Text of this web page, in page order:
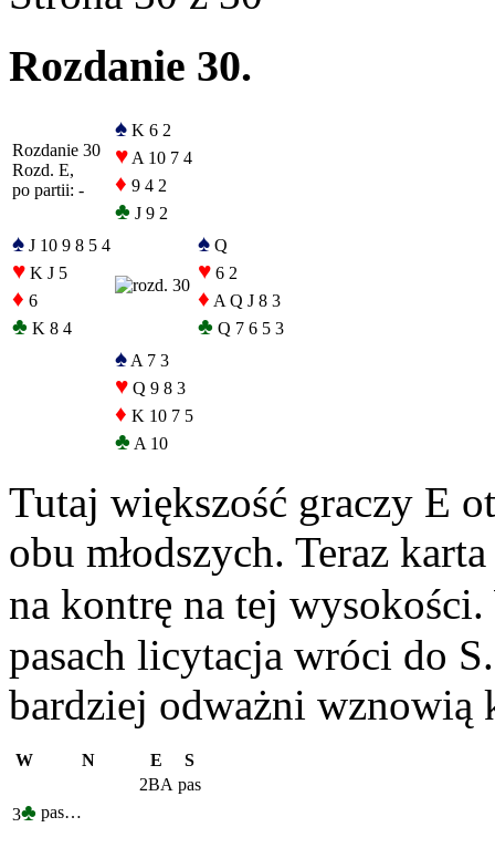
Rozdanie 30.
Rozdanie 30
Rozd. E,
po partii: -
♠ K 6 2
♥ A 10 7 4
♦ 9 4 2
♣ J 9 2
♠ J 10 9 8 5 4
♥ K J 5
♦ 6
♣ K 8 4
♠ Q
♥ 6 2
♦ A Q J 8 3
♣ Q 7 6 5 3
♠ A 7 3
♥ Q 9 8 3
♦ K 10 7 5
♣ A 10
Tutaj większość graczy E
obu młodszych. Teraz
na kontrę na tej
pasach licytacja wróci do
bardziej odważni wznowią
W N E
S
2BA pas
3♣ pas…